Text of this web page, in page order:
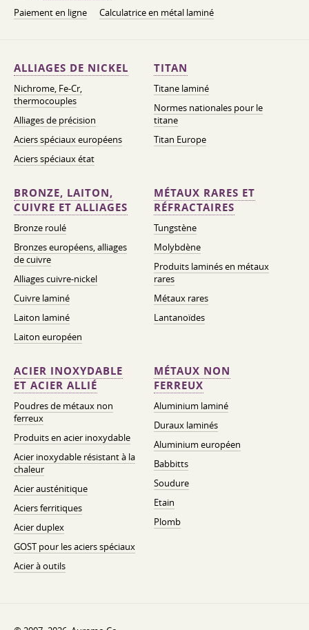
Paiement en ligne
Calculatrice en métal laminé
ALLIAGES DE NICKEL
Nichrome, Fe-Cr,
thermocouples
Alliages de précision
Aciers spéciaux européens
Aciers spéciaux état
TITAN
Titane laminé
Normes nationales pour le
titane
Titan Europe
BRONZE, LAITON,
CUIVRE ET ALLIAGES
Bronze roulé
Bronzes européens, alliages
de cuivre
Alliages cuivre-nickel
Cuivre laminé
Laiton laminé
Laiton européen
MÉTAUX RARES ET
RÉFRACTAIRES
Tungstène
Molybdène
Produits laminés en métaux
rares
Métaux rares
Lantanoïdes
ACIER INOXYDABLE
ET ACIER ALLIÉ
Poudres de métaux non
ferreux
Produits en acier inoxydable
Acier inoxydable résistant à la
chaleur
Acier austénitique
Aciers ferritiques
Acier duplex
GOST pour les aciers spéciaux
Acier à outils
MÉTAUX NON
FERREUX
Aluminium laminé
Duraux laminés
Aluminium européen
Babbitts
Soudure
Etain
Plomb